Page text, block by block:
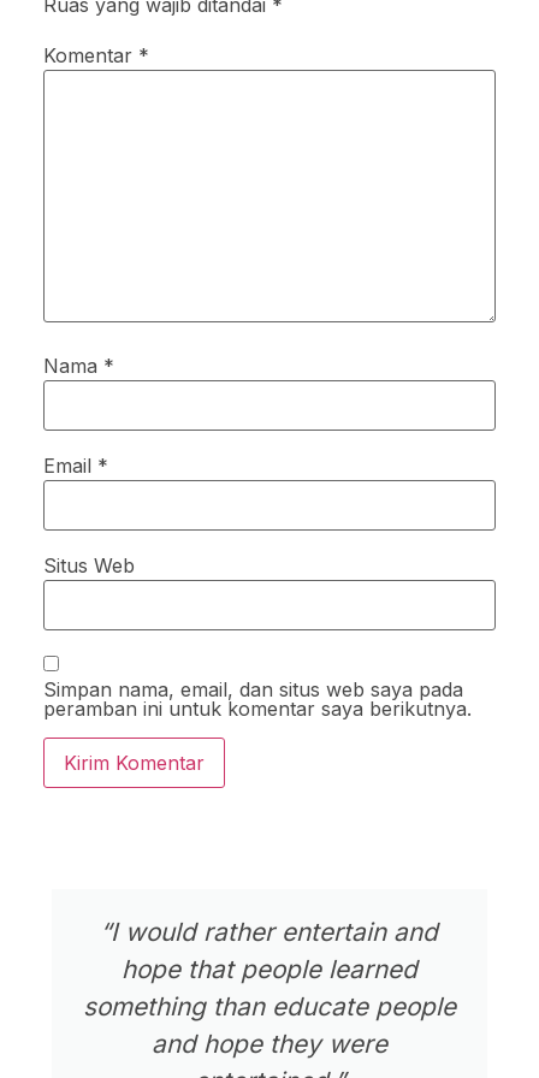
Komentar *
Nama *
Email *
Situs Web
Simpan nama, email, dan situs web saya pada
peramban ini untuk komentar saya berikutnya.
“I would rather entertain and
hope that people learned
something than educate people
and hope they were